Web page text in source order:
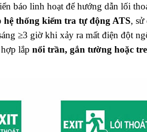
báo linh hoạt để hướng dẫn lối
hệ thống kiểm tra tự động ATS, sử
≥3 giờ khi xảy ra mất điện đột
lắp nổi trần, gắn tường hoặc